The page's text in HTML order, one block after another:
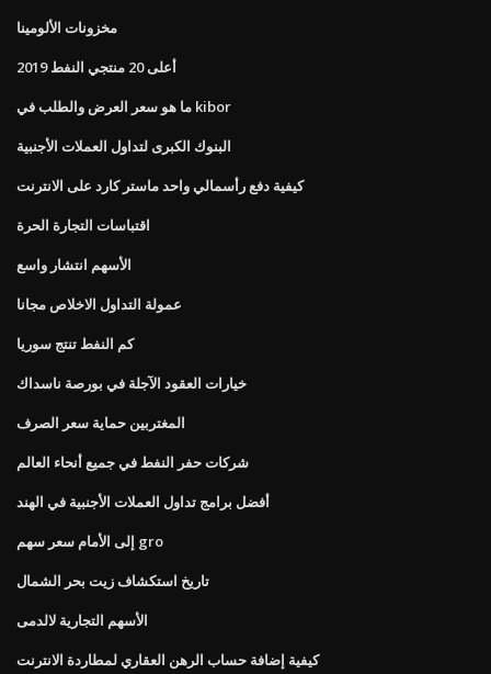
مخزونات الألومينا
أعلى 20 منتجي النفط 2019
ما هو سعر العرض والطلب في kibor
البنوك الكبرى لتداول العملات الأجنبية
كيفية دفع رأسمالي واحد ماستر كارد على الانترنت
اقتباسات التجارة الحرة
الأسهم انتشار واسع
عمولة التداول الاخلاص مجانا
كم النفط تنتج سوريا
خيارات العقود الآجلة في بورصة ناسداك
المغتربين حماية سعر الصرف
شركات حفر النفط في جميع أنحاء العالم
أفضل برامج تداول العملات الأجنبية في الهند
إلى الأمام سعر سهم gro
تاريخ استكشاف زيت بحر الشمال
الأسهم التجارية لالدمى
كيفية إضافة حساب الرهن العقاري لمطاردة الانترنت